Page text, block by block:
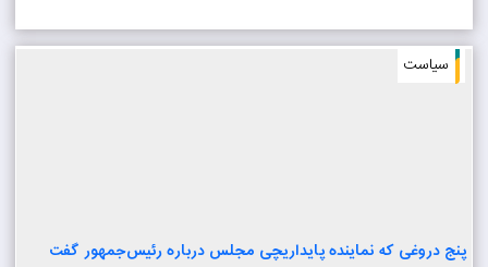
سیاست
پنج دروغی که نماینده پایداریچی مجلس درباره رئیس‌جمهور گفت